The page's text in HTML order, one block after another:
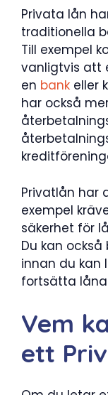
Privata lån
traditionella
Till exempel
vanligtvis att
en bank eller
har också
Privatlån har
exempel
säkerhet för
Du kan
innan du kan
fortsätta
Vem
ett